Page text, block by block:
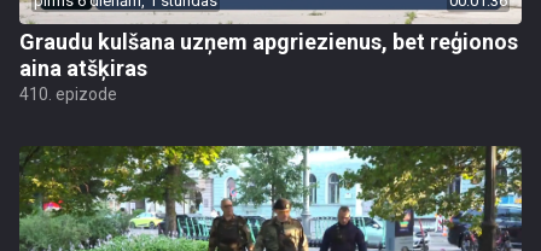
Graudu kulšana uzņem apgriezienus, bet reģionos
aina atšķiras
410. epizode